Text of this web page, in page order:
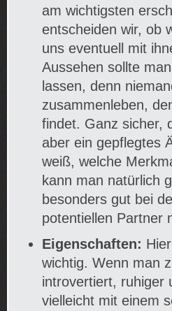
am wichtigsten
entscheiden wir, ob
uns eventuell mit
Aussehen sollte
lassen, denn
zusammenleben,
findet. Ganz sicher,
aber ein gepflegtes
weiß, welche
kann man natürlich
besonders gut bei
potentiellen Partner
Eigenschaften:
wichtig. Wenn man
introvertiert, ruhiger
vielleicht mit einem